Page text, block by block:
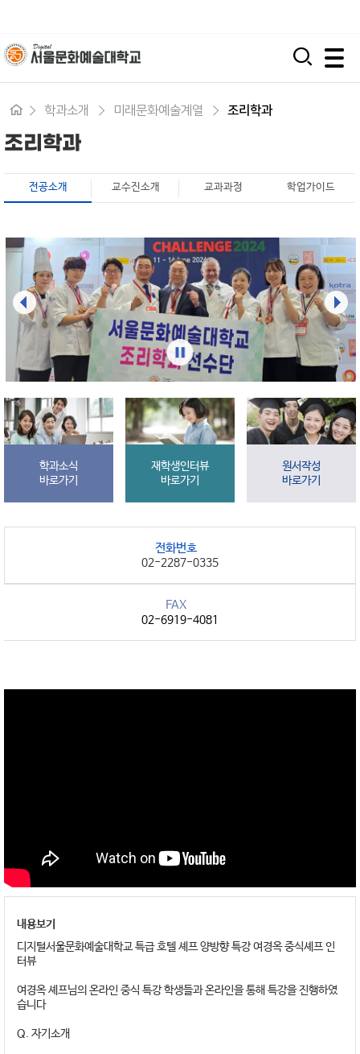
학과소개 미래문화예술계열 조리학과
조리학과
전공소개 교수진소개 교과과정 학업가이드
학과소식
바로가기
재학생인터뷰
바로가기
원서작성
바로가기
전화번호
02-2287-0335
FAX
02-6919-4081
내용보기
디지털서울문화예술대학교 특급 호텔 셰프 양방향 특강 여경옥 중식셰프 인
터뷰
여경옥 셰프님의 온라인 중식 특강 학생들과 온라인을 통해 특강을 진행하였
습니다
Q. 자기소개